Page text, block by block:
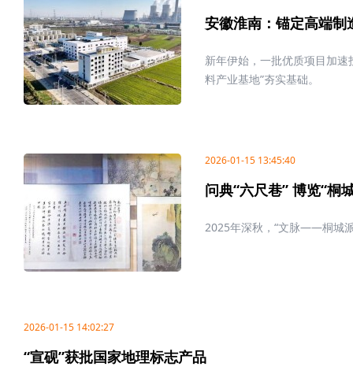
安徽淮南：锚定高端制
新年伊始，一批优质项目加
料产业基地”夯实基础。
2026-01-15 13:45:40
问典“六尺巷” 博览“桐
2025年深秋，“文脉——桐城
2026-01-15 14:02:27
“宣砚”获批国家地理标志产品